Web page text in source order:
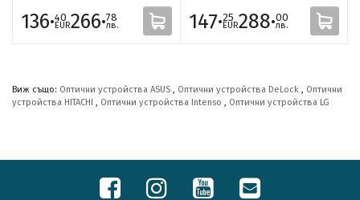
136·40
EUR266·78
лв. 147·25
EUR288·00
лв.
Виж също: Оптични устройства ASUS , Оптични устройства DeLock , Оптични
устройства HITACHI , Оптични устройства Intenso , Оптични устройства LG